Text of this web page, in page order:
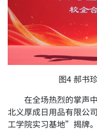
图4 郝书
在全场热烈的掌声
北义厚成日用品有限公
工学院实习基地”揭牌